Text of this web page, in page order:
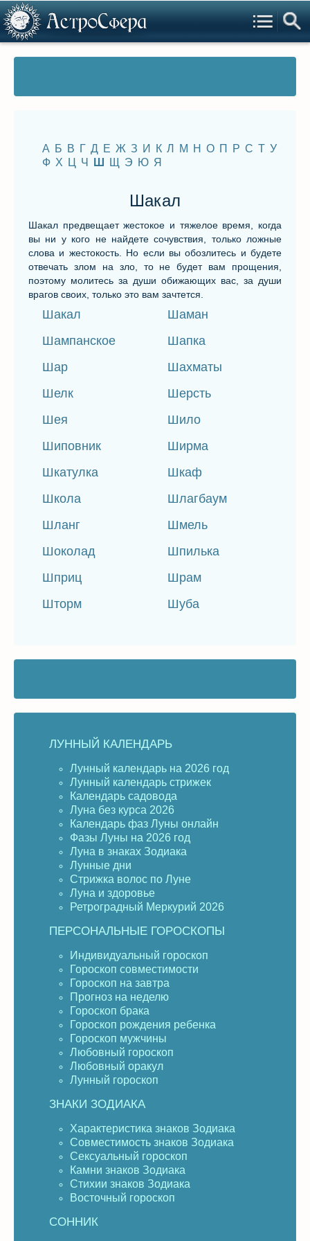
А Б В Г Д Е Ж З И К Л М Н О П Р С Т У
Ф Х Ц Ч Ш Щ Э Ю Я
Шакал
Шакал предвещает жестокое и тяжелое время, когда
вы ни у кого не найдете сочувствия, только ложные
слова и жестокость. Но если вы обозлитесь и будете
отвечать злом на зло, то не будет вам прощения,
поэтому молитесь за души обижающих вас, за души
врагов своих, только это вам зачтется.
Шакал
Шаман
Шампанское
Шапка
Шар
Шахматы
Шелк
Шерсть
Шея
Шило
Шиповник
Ширма
Шкатулка
Шкаф
Школа
Шлагбаум
Шланг
Шмель
Шоколад
Шпилька
Шприц
Шрам
Шторм
Шуба
ЛУННЫЙ КАЛЕНДАРЬ
Лунный календарь на 2026 год
Лунный календарь стрижек
Календарь садовода
Луна без курса 2026
Календарь фаз Луны онлайн
Фазы Луны на 2026 год
Луна в знаках Зодиака
Лунные дни
Стрижка волос по Луне
Луна и здоровье
Ретроградный Меркурий 2026
ПЕРСОНАЛЬНЫЕ ГОРОСКОПЫ
Индивидуальный гороскоп
Гороскоп совместимости
Гороскоп на завтра
Прогноз на неделю
Гороскоп брака
Гороскоп рождения ребенка
Гороскоп мужчины
Любовный гороскоп
Любовный оракул
Лунный гороскоп
ЗНАКИ ЗОДИАКА
Характеристика знаков Зодиака
Совместимость знаков Зодиака
Сексуальный гороскоп
Камни знаков Зодиака
Стихии знаков Зодиака
Восточный гороскоп
СОННИК